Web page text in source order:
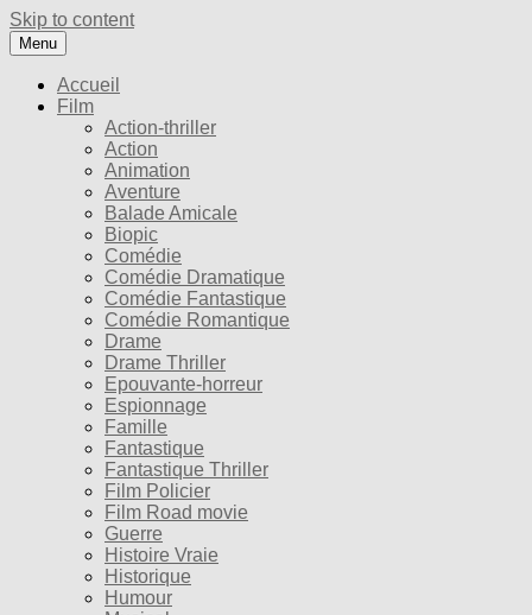
Skip to content
Menu
Accueil
Film
Action-thriller
Action
Animation
Aventure
Balade Amicale
Biopic
Comédie
Comédie Dramatique
Comédie Fantastique
Comédie Romantique
Drame
Drame Thriller
Epouvante-horreur
Espionnage
Famille
Fantastique
Fantastique Thriller
Film Policier
Film Road movie
Guerre
Histoire Vraie
Historique
Humour